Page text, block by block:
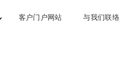
客户门户网站 与我们联络